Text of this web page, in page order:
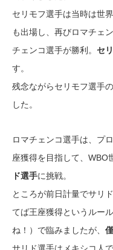
セリモフ選手は当時は世
も出場し、再びロマチェ
チェンコ選手が勝利。 セ
す。
残念ながらセリモフ選手
した。
ロマチェンコ選手は、プ
座獲得を目指して、WBO
ド選手に挑戦。
ところが前日計量でサリ
てば王座獲得というルー
ね！）で臨みましたが、
サリド選手はメキシコ人